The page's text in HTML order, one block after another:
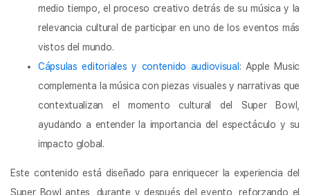
medio tiempo, el proceso creativo detrás de su música y la
relevancia cultural de participar en uno de los eventos más
vistos del mundo.
Cápsulas editoriales y contenido audiovisual : Apple Music
complementa la música con piezas visuales y narrativas que
contextualizan el momento cultural del Super Bowl,
ayudando a entender la importancia del espectáculo y su
impacto global.
Este contenido está diseñado para enriquecer la experiencia del
Super Bowl antes, durante y después del evento, reforzando el